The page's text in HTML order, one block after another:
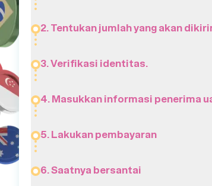
2. Tentukan jumlah yang akan
3. Verifikasi identitas.
4. Masukkan informasi penerima
5. Lakukan pembayaran
6. Saatnya bersantai